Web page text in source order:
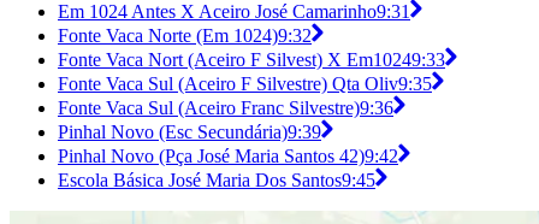
Em 1024 Antes X Aceiro José Camarinho9:31
Fonte Vaca Norte (Em 1024)9:32
Fonte Vaca Nort (Aceiro F Silvest) X Em10249:33
Fonte Vaca Sul (Aceiro F Silvestre) Qta Oliv9:35
Fonte Vaca Sul (Aceiro Franc Silvestre)9:36
Pinhal Novo (Esc Secundária)9:39
Pinhal Novo (Pça José Maria Santos 42)9:42
Escola Básica José Maria Dos Santos9:45